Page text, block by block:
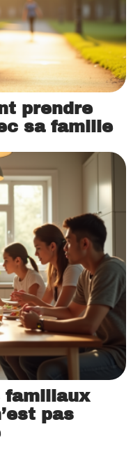
prendre
sa famille
familiaux
pas